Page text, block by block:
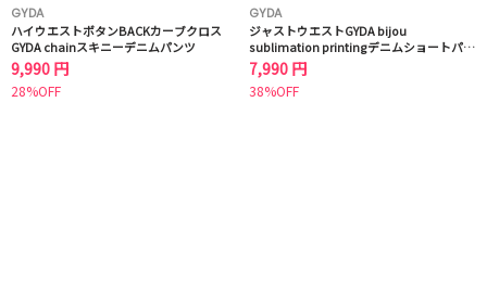
GYDA
ハイウエストボタンBACKカーブクロス
GYDA chainスキニーデニムパンツ
9,990 円
28%OFF
GYDA
ジャストウエストGYDA bijou
sublimation printingデニムショートパン
ツ
7,990 円
38%OFF